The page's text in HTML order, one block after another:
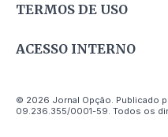
TERMOS DE USO
ACESSO INTERNO
© 2026 Jornal Opção. Publicado
09.236.355/0001-59. Todos os